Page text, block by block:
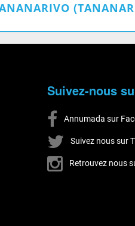
Suivez-nous
Annumada sur
Suivez nous sur
Retrouvez nous